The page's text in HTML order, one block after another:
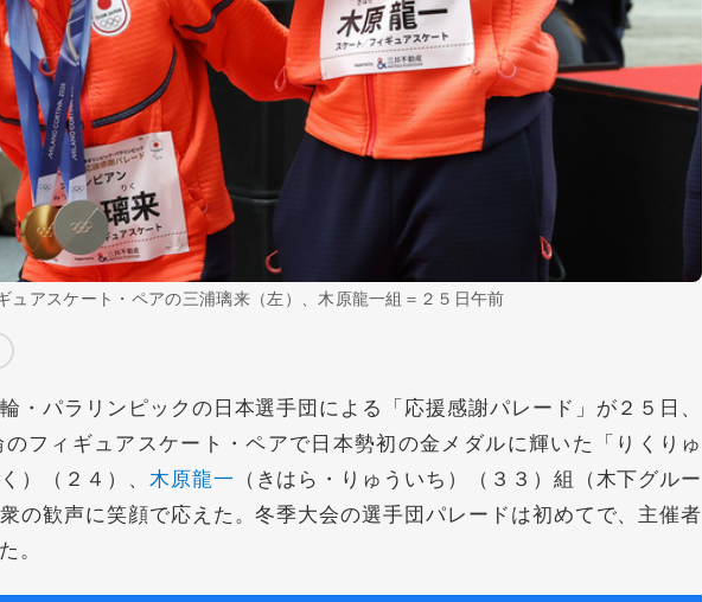
アスケート・ペアの三浦璃来（左）、木原龍一組＝２５日午前
・パラリンピックの日本選手団による「応援感謝パレード」が２５日、
フィギュアスケート・ペアで日本勢初の金メダルに輝いた「りくりゅ
）（２４）、 木原龍一 （きはら・りゅういち）（３３）組（木下グルー
の歓声に笑顔で応えた。冬季大会の選手団パレードは初めてで、主催者
。